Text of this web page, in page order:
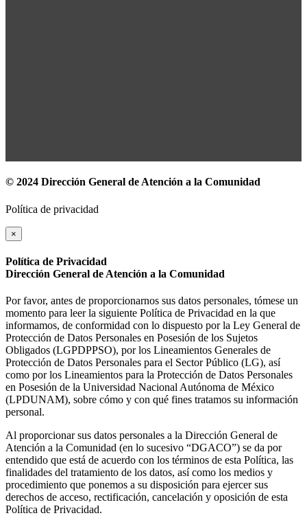
© 2024 Dirección General de Atención a la Comunidad
Política de privacidad
×
Política de Privacidad
Dirección General de Atención a la Comunidad
Por favor, antes de proporcionarnos sus datos personales, tómese un
momento para leer la siguiente Política de Privacidad en la que
informamos, de conformidad con lo dispuesto por la Ley General de
Protección de Datos Personales en Posesión de los Sujetos
Obligados (LGPDPPSO), por los Lineamientos Generales de
Protección de Datos Personales para el Sector Público (LG), así
como por los Lineamientos para la Protección de Datos Personales
en Posesión de la Universidad Nacional Autónoma de México
(LPDUNAM), sobre cómo y con qué fines tratamos su información
personal.
Al proporcionar sus datos personales a la Dirección General de
Atención a la Comunidad (en lo sucesivo “DGACO”) se da por
entendido que está de acuerdo con los términos de esta Política, las
finalidades del tratamiento de los datos, así como los medios y
procedimiento que ponemos a su disposición para ejercer sus
derechos de acceso, rectificación, cancelación y oposición de esta
Política de Privacidad.